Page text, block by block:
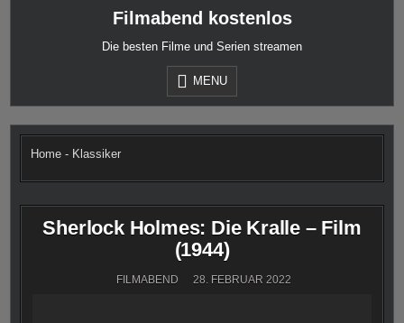
Filmabend kostenlos
Die besten Filme und Serien streamen
MENU
Home - Klassiker
Sherlock Holmes: Die Kralle – Film
(1944)
FILMABEND 28. FEBRUAR 2022